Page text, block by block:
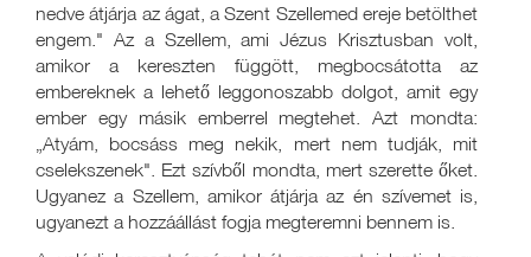
nedve átjárja az ágat, a Szent Szellemed ereje betölthet
engem." Az a Szellem, ami Jézus Krisztusban volt,
amikor a kereszten függött, megbocsátotta az
embereknek a lehető leggonoszabb dolgot, amit egy
ember egy másik emberrel megtehet. Azt mondta:
„Atyám, bocsáss meg nekik, mert nem tudják, mit
cselekszenek". Ezt szívből mondta, mert szerette őket.
Ugyanez a Szellem, amikor átjárja az én szívemet is,
ugyanezt a hozzáállást fogja megteremni bennem is.